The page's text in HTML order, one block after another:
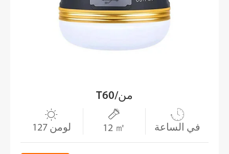
T60/من

127 لومن

12 ㎡

في الساعة